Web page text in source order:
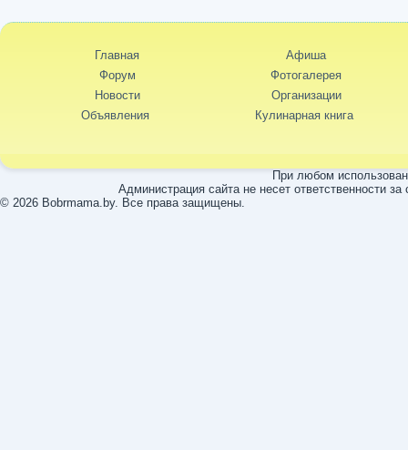
Главная
Форум
Новости
Объявления
Афиша
Фотогалерея
Организации
Кулинарная книга
При любом
Администрация сайта не несет ответственности
© 2026 Bobrmama.by. Все права защищены.